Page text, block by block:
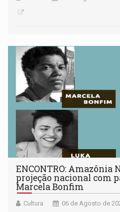
ENCONTRO: Amazônia
projeção nacional com
Marcela Bonfim
Cultura 06 de Agosto de